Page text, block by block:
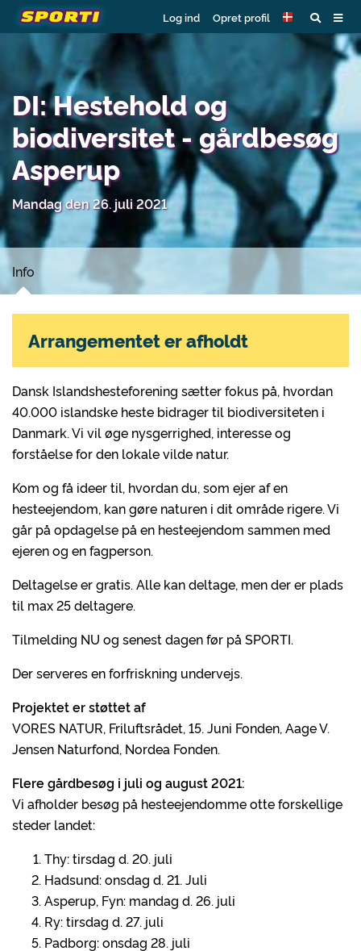
Log ind Opret profil
DI: Hestehold og
biodiversitet - gårdbesøg
Asperup
Mandag den 26. juli 2021
Info
Dansk Islandshesteforening sætter fokus på, hvordan
40.000 islandske heste bidrager til biodiversiteten i
Danmark. Vi vil øge nysgerrighed, interesse og
forståelse for den lokale vilde natur.
Kom og få ideer til, hvordan du, som ejer af en
hesteejendom, kan gøre naturen i dit område rigere. Vi
går på opdagelse på en hesteejendom sammen med
ejeren og en fagperson.
Deltagelse er gratis. Alle kan deltage, men der er plads
til max 25 deltagere.
Tilmelding NU og senest dagen før på SPORTI.
Der serveres en forfriskning undervejs.
Projektet er støttet af
VORES NATUR, Friluftsrådet, 15. Juni Fonden, Aage V.
Jensen Naturfond, Nordea Fonden.
Flere gårdbesøg i juli og august 2021:
Vi afholder besøg på hesteejendomme otte forskellige
steder landet:
Thy: tirsdag d. 20. juli
Hadsund: onsdag d. 21. Juli
Asperup, Fyn: mandag d. 26. juli
Ry: tirsdag d. 27. juli
Padborg: onsdag 28. juli
Arrangementet er afholdt